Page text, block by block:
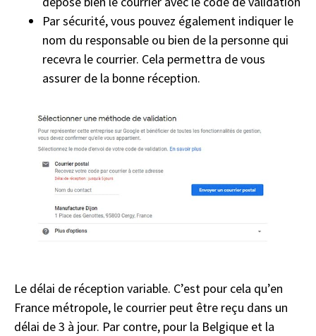
Par sécurité, vous pouvez également indiquer le
nom du responsable ou bien de la personne qui
recevra le courrier. Cela permettra de vous
assurer de la bonne réception.
Le délai de réception variable. C’est pour cela qu’en
France métropole, le courrier peut être reçu dans un
délai de 3 à jour. Par contre, pour la Belgique et la